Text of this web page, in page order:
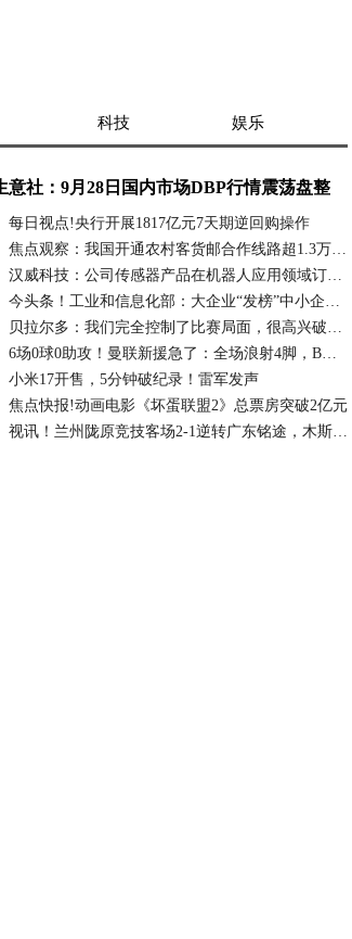
科技 娱乐
意社：9月28日国内市场DBP行情震荡盘整
每日视点!央行开展1817亿元7天期逆回购操作
焦点观察：我国开通农村客货邮合作线路超1.3万条 年均送件超10亿件
汉威科技：公司传感器产品在机器人应用领域订单及客户数量较年初均有所增长，营收占比同步提升-当前热点
今头条！工业和信息化部：大企业“发榜”中小企业“揭榜”工作今年起常态化开展
贝拉尔多：我们完全控制了比赛局面，很高兴破门希望延续良好表现 每日快报
6场0球0助攻！曼联新援急了：全场浪射4脚，B费摊手表达不满_每日热议
小米17开售，5分钟破纪录！雷军发声
焦点快报!动画电影《坏蛋联盟2》总票房突破2亿元
视讯！兰州陇原竞技客场2-1逆转广东铭途，木斯塔汉梅开二度